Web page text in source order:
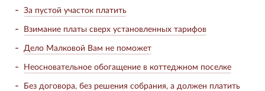
За пустой участок платить
Взимание платы сверх установленных тарифов
Дело Малковой Вам не поможет
Неосновательное обогащение в коттеджном поселке
Без договора, без решения собрания, а должен платить